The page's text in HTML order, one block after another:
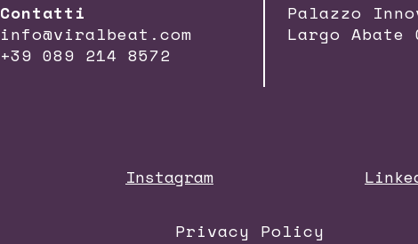
Contatti
info@viralbeat.com
+39 089 214 8572
Palazzo
Largo Abate
Instagram
Privacy Policy